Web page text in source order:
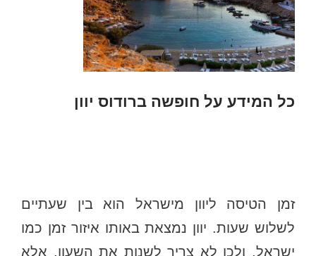
כל המידע על חופשה ברודוס יוון
זמן הטיסה ליוון מישראל הוא בין שעתיים
לשלוש שעות. יוון נמצאת באותו איזור זמן כמו
ישראל, ולכן לא צריך לשנות את השעון, אלא